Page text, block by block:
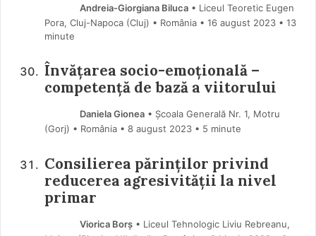
Andreia-Giorgiana Biluca• Liceul Teoretic Eugen
Pora, Cluj-Napoca (Cluj) • România
16 august 2023 • 13
minute
Învățarea socio-emoțională –
competență de bază a viitorului
Daniela Gionea• Școala Generală Nr. 1, Motru
(Gorj) • România
8 august 2023 • 5 minute
Consilierea părinților privind
reducerea agresivității la nivel
primar
Viorica Borș• Liceul Tehnologic Liviu Rebreanu,